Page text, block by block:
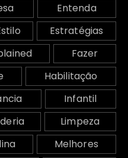
Entenda
Estratégias
Fazer
Habilitação
Infantil
Limpeza
Melhores